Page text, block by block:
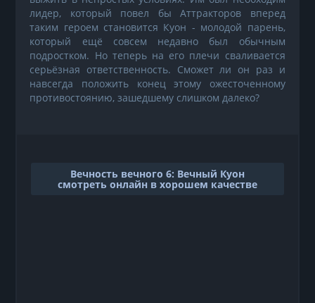
лидер, который повел бы Аттракторов вперед
таким героем становится Куон - молодой парень,
который ещё совсем недавно был обычным
подростком. Но теперь на его плечи сваливается
серьёзная ответственность. Сможет ли он раз и
навсегда положить конец этому ожесточенному
противостоянию, зашедшему слишком далеко?
Вечность вечного 6: Вечный Куон
смотреть онлайн в хорошем качестве